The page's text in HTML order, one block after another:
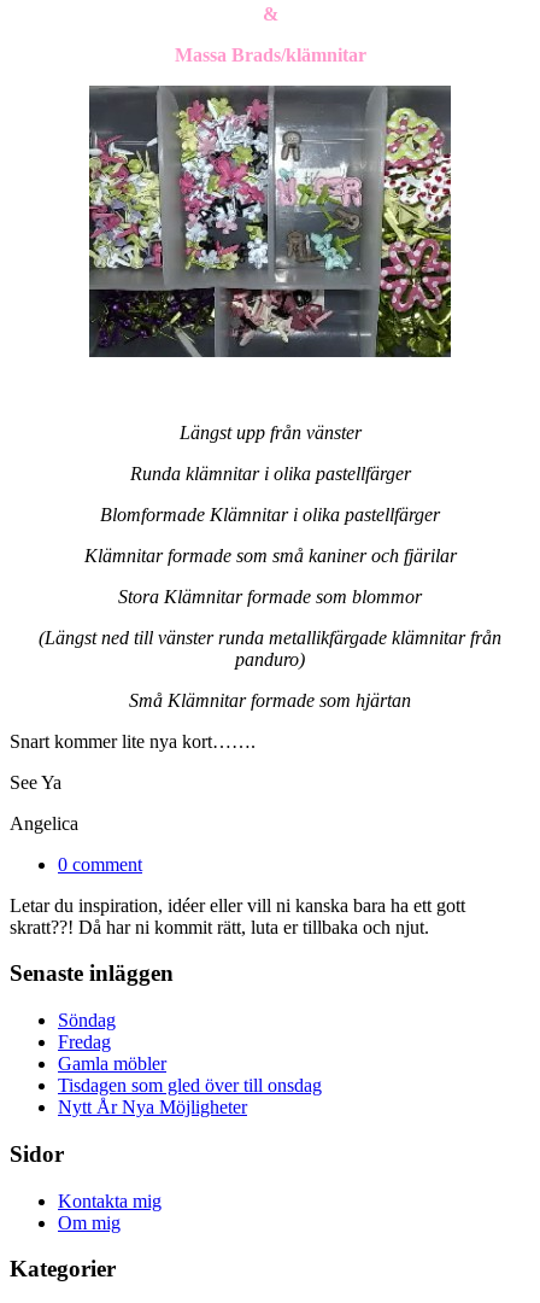
&
Massa Brads/klämnitar
Längst upp från vänster
Runda klämnitar i olika pastellfärger
Blomformade Klämnitar i olika pastellfärger
Klämnitar formade som små kaniner och fjärilar
Stora Klämnitar formade som blommor
(Längst ned till vänster runda metallikfärgade klämnitar från
panduro)
Små Klämnitar formade som hjärtan
Snart kommer lite nya kort…….
See Ya
Angelica
0 comment
Letar du inspiration, idéer eller vill ni kanska bara ha ett gott
skratt??! Då har ni kommit rätt, luta er tillbaka och njut.
Senaste inläggen
Söndag
Fredag
Gamla möbler
Tisdagen som gled över till onsdag
Nytt År Nya Möjligheter
Sidor
Kontakta mig
Om mig
Kategorier